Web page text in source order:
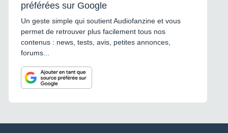
préférées sur Google
Un geste simple qui soutient Audiofanzine et vous
permet de retrouver plus facilement tous nos
contenus : news, tests, avis, petites annonces,
forums...